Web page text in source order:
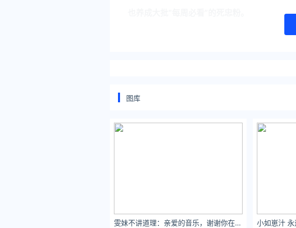
你还没看过？？？
01
图库
雯妹不讲道理：亲爱的音乐，谢谢你在我孤独时，陪伴在我左右。 小如崽汁